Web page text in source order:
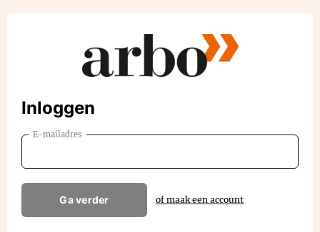
Inloggen
E-mailadres
Ga verder of maak een account